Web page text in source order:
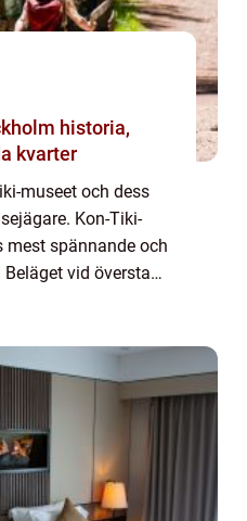
kvarter
museet och dess
Kon-Tiki-
mest spännande och
vid översta